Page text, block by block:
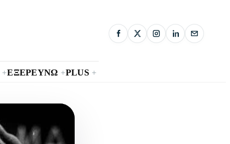
+ΕΞΕΡΕΥΝΩ +PLUS +